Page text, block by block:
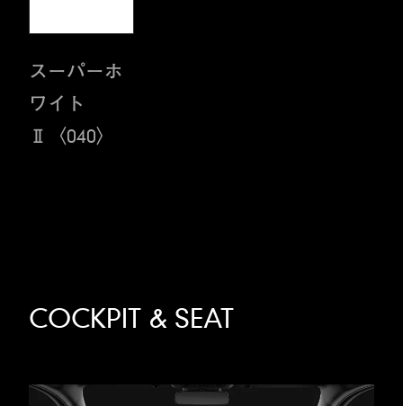
スーパーホ
ワイト
Ⅱ〈040〉
COCKPIT & SEAT